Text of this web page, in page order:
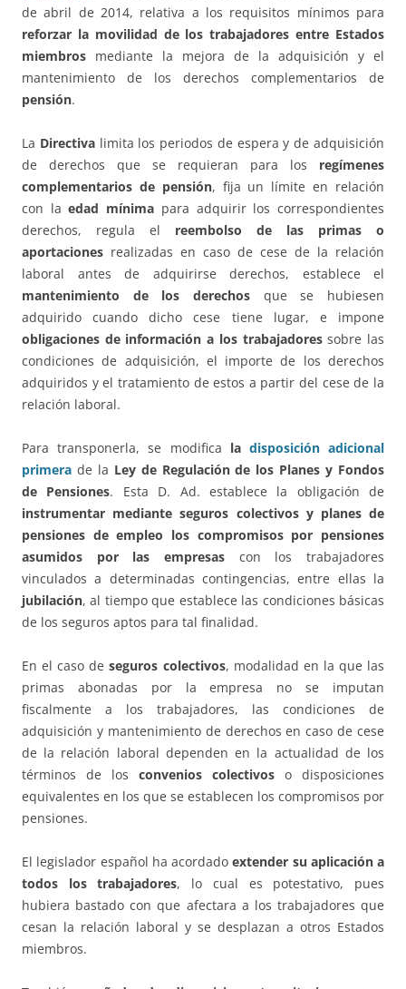
de abril de 2014, relativa a los requisitos mínimos para
reforzar la movilidad de los trabajadores entre Estados
miembros mediante la mejora de la adquisición y el
mantenimiento de los derechos complementarios de
pensión.
La Directiva limita los periodos de espera y de adquisición
de derechos que se requieran para los regímenes
complementarios de pensión, fija un límite en relación
con laedad mínima para adquirir los correspondientes
derechos, regula el reembolso de las primas o
aportaciones realizadas en caso de cese de la relación
laboral antes de adquirirse derechos, establece el
mantenimiento de los derechos que se hubiesen
adquirido cuando dicho cese tiene lugar, e impone
obligaciones de información a los trabajadoressobre las
condiciones de adquisición, el importe de los derechos
adquiridos y el tratamiento de estos a partir del cese de la
relación laboral.
Para transponerla, se modifica la disposición adicional
primera de la Ley de Regulación de los Planes y Fondos
de Pensiones. Esta D. Ad. establece la obligación de
instrumentar mediante seguros colectivos y planes de
pensiones de empleo los compromisos por pensiones
asumidos por las empresas con los trabajadores
vinculados a determinadas contingencias, entre ellas la
jubilación, al tiempo que establece las condiciones básicas
de los seguros aptos para tal finalidad.
En el caso deseguros colectivos, modalidad en la que las
primas abonadas por la empresa no se imputan
fiscalmente a los trabajadores, las condiciones de
adquisición y mantenimiento de derechos en caso de cese
de la relación laboral dependen en la actualidad de los
términos de los convenios colectivos o disposiciones
equivalentes en los que se establecen los compromisos por
pensiones.
El legislador español ha acordadoextender su aplicación a
todos los trabajadores, lo cual es potestativo, pues
hubiera bastado con que afectara a los trabajadores que
cesan la relación laboral y se desplazan a otros Estados
miembros.